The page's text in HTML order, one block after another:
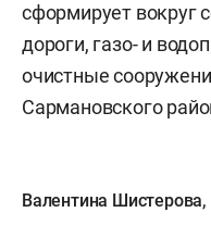
сформирует вокруг
дороги, газо- и
очистные
Сармановского
Валентина Шистерова,